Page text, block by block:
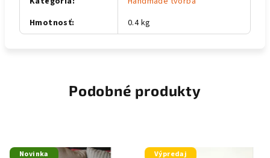
Hmotnosť: 0.4 kg
Podobné produkty
Novinka Výpredaj